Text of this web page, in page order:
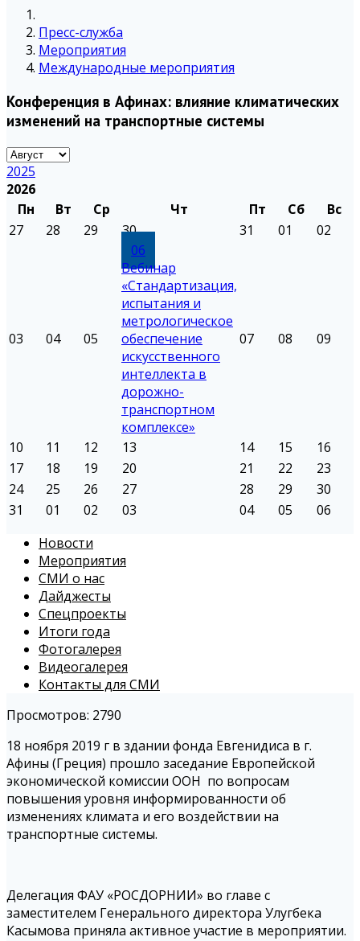
Пресс-служба
Мероприятия
Международные мероприятия
Конференция в Афинах: влияние климатических
изменений на транспортные системы
2025
2026
Пн
Вт Ср Чт Пт Сб
Вс
27
28 29 30 31 01 02
03 04 05
06
Вебинар
«Стандартизация,
испытания и
метрологическое
обеспечение
искусственного
интеллекта в
дорожно-
транспортном
комплексе»
07 08 09
10 11 12 13 14 15
16
17
18 19 20 21 22
23
24
25 26 27 28 29
30
31
01 02 03 04 05
06
Новости
Мероприятия
СМИ о нас
Дайджесты
Спецпроекты
Итоги года
Фотогалерея
Видеогалерея
Контакты для СМИ
Просмотров: 2790
18 ноября 2019 г в здании фонда Евгенидиса в г.
Афины (Греция) прошло заседание Европейской
экономической комиссии ООН по вопросам
повышения уровня информированности об
изменениях климата и его воздействии на
транспортные системы.
Делегация ФАУ «РОСДОРНИИ» во главе с
заместителем Генерального директора Улугбека
Касымова приняла активное участие в мероприятии.